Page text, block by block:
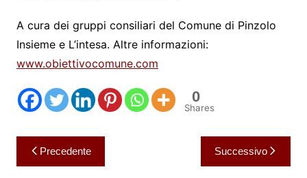
A cura dei gruppi consiliari del Comune di Pinzolo
Insieme e L’intesa. Altre informazioni:
www.obiettivocomune.com
0
Shares
Navigazione
articoli
Precedente Successivo